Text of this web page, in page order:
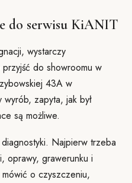
do serwisu KiANIT
wystarczy
do showroomu w
43A w
zapyta, jak był
są możliwe.
Najpierw trzeba
oprawy, grawerunku i
o czyszczeniu,